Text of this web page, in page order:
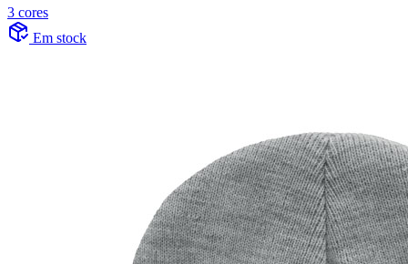
3 cores
Em stock